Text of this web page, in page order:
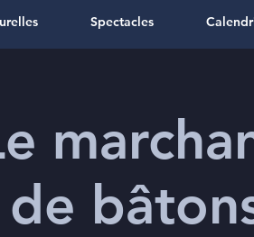
Spectacles